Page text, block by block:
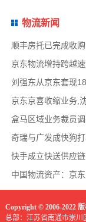
物流新闻
Copyright © 2006-2022
总部：江苏省南通市崇川